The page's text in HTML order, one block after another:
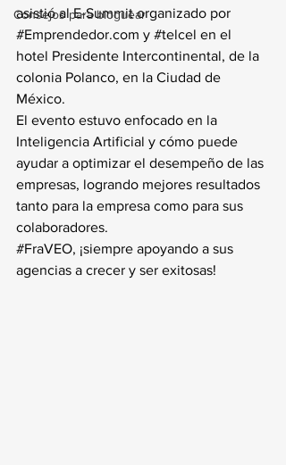
Consejos para bloguear
asistió al E-Summit organizado por
#Emprendedor.com y #telcel en el
hotel Presidente Intercontinental, de la
colonia Polanco, en la Ciudad de
México.
El evento estuvo enfocado en la
Inteligencia Artificial y cómo puede
ayudar a optimizar el desempeño de las
empresas, logrando mejores resultados
tanto para la empresa como para sus
colaboradores.
#FraVEO, ¡siempre apoyando a sus
agencias a crecer y ser exitosas!